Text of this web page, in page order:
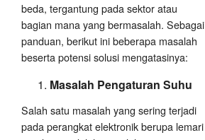
beda, tergantung pada sektor atau
bagian mana yang bermasalah. Sebagai
panduan, berikut ini beberapa masalah
beserta potensi solusi mengatasinya:
Masalah Pengaturan Suhu
Salah satu masalah yang sering terjadi
pada perangkat elektronik berupa lemari